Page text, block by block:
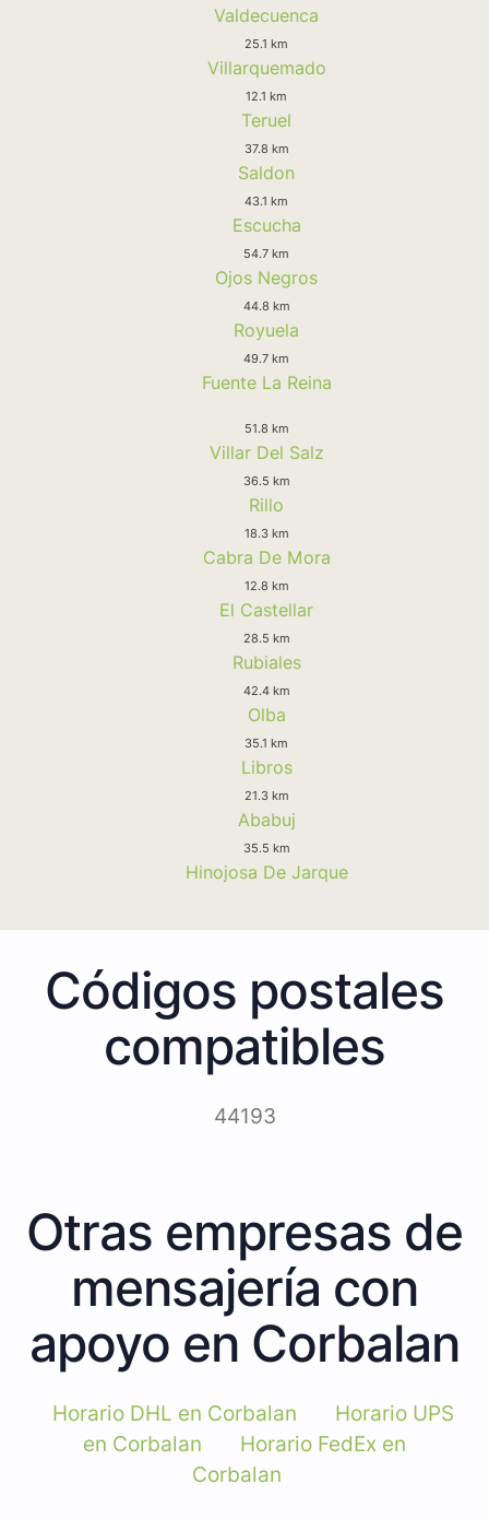
Valdecuenca
25.1 km
Villarquemado
12.1 km
Teruel
37.8 km
Saldon
43.1 km
Escucha
54.7 km
Ojos Negros
44.8 km
Royuela
49.7 km
Fuente La Reina
51.8 km
Villar Del Salz
36.5 km
Rillo
18.3 km
Cabra De Mora
12.8 km
El Castellar
28.5 km
Rubiales
42.4 km
Olba
35.1 km
Libros
21.3 km
Ababuj
35.5 km
Hinojosa De Jarque
Códigos postales
compatibles
44193
Otras empresas de
mensajería con
apoyo en Corbalan
Horario DHL en Corbalan
Horario UPS
en Corbalan
Horario FedEx en
Corbalan